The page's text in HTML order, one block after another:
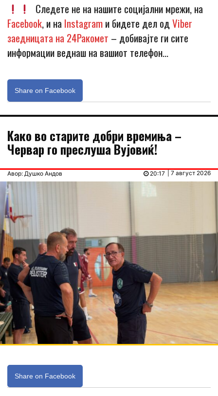
Следете не на нашите социјални мрежи, на
Facebook, и на Instagramи бидете дел одViber
заедницата на 24Ракомет – добивајте ги сите
информации веднаш на вашиот телефон…
Share on Facebook
Kaко во старите добри времиња –
Червар го преслуша Вујовиќ!
Авор: Душко Андов | 7 август 2026
20:17
Share on Facebook